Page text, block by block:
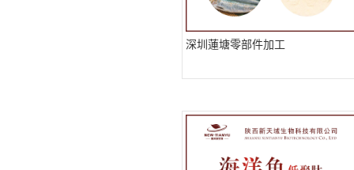
深圳蓮塘零部件加工